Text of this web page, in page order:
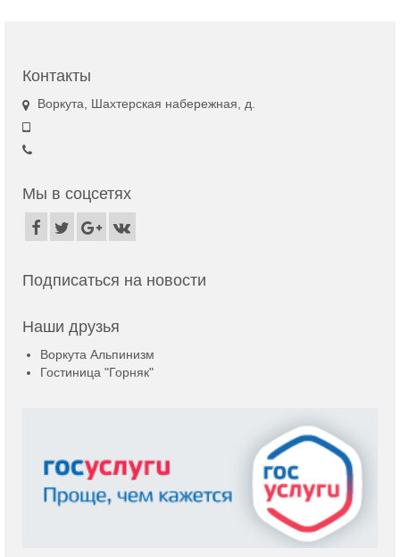
Контакты
Воркута, Шахтерская набережная, д.
Мы в соцсетях
Подписаться на новости
Наши друзья
Воркута Альпинизм
Гостиница "Горняк"